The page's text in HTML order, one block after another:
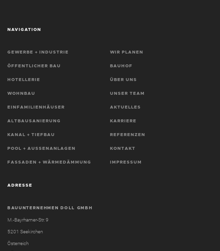
NAVIGATION
GEWERBE + INDUSTRIE
ÖFFENTLICHER BAU
HOTELLERIE
WOHNBAU
EINFAMILIENHÄUSER
ALTBAUSANIERUNG
KANAL + TIEFBAU
POOL + AUSSENANLAGEN
FASSADEN + WÄRMEDÄMMUNG
WIR PLANEN
BAUHOF
ÜBER UNS
UNSER TEAM
AKTUELLES
KARRIERE
REFERENZEN
KONTAKT
IMPRESSUM
ADRESSE
BAUUNTERNEHMEN DOLL GMBH
M.-Bayrhamer-Str. 9
5201 Seekirchen
Österreich